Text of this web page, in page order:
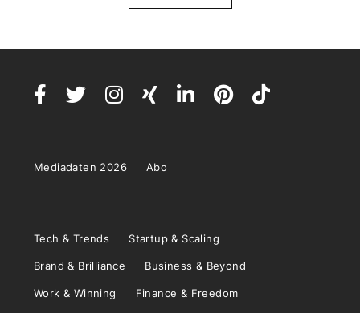
Mediadaten 2026 Abo
Tech & Trends Startup & Scaling
Brand & Brilliance Business & Beyond
Work & Winning Finance & Freedom